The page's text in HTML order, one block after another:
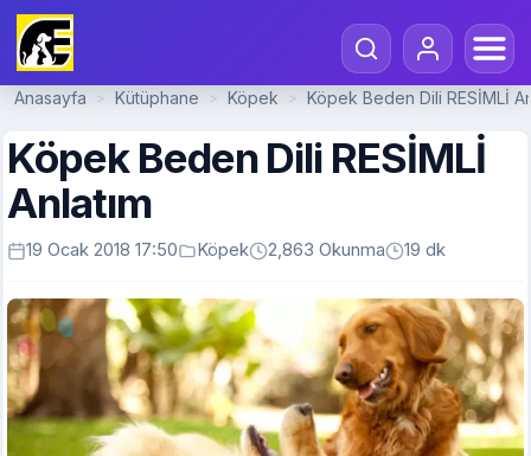
Anasayfa > Kütüphane > Köpek > Köpek Beden Dili RESİMLİ
Köpek Beden Dili RESİMLİ
Anlatım
19 Ocak 2018 17:50 Köpek 2,863 Okunma 19 dk